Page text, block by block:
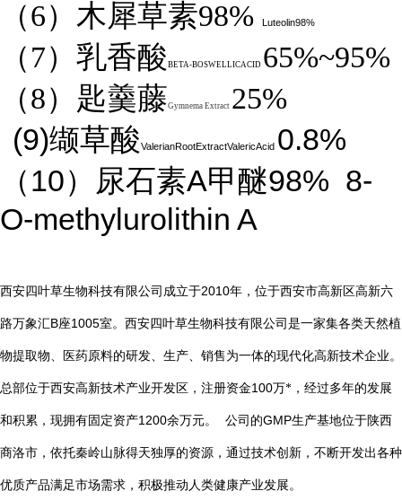
（6）木犀草素98% Luteolin98%
（7）乳香酸 BETA-BOSWELLICACID 65%~95%
（8）匙羹藤Gymnema Extract 25%
(9)缬草酸ValerianRootExtractValericAcid 0.8%
（10）尿石素A甲醚98% 8-
O-methylurolithin A
西安四叶草生物科技有限公司成立于2010年，位于西安市高新区高新六
路万象汇B座1005室。西安四叶草生物科技有限公司是一家集各类天然植
物提取物、医药原料的研发、生产、销售为一体的现代化高新技术企业。
总部位于西安高新技术产业开发区，注册资金100万*，经过多年的发展
和积累，现拥有固定资产1200余万元。 公司的GMP生产基地位于陕西
商洛市，依托秦岭山脉得天独厚的资源，通过技术创新，不断开发出各种
优质产品满足市场需求，积极推动人类健康产业发展。